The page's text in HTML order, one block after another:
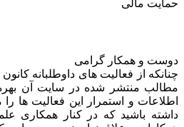
حمایت مالی
دوست و همکار گرامی
چنانکه از فعالیت های داوطلبانه
مطالب منتشر شده در سایت آن بهره
اطلاعات و استمرار این فعالیت ها را
داشته باشید که در کنار همکاری